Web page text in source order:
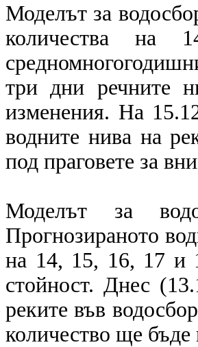
Моделът за
количества
три дни речните
изменения. На
водните нива на
под праговете за
Моделът за
Прогнозираното
на 14, 15, 16, 17 и
стойност. Днес
реките във
количество ще бъде